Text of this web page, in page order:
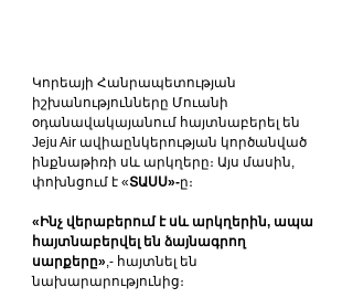
Կորեայի Հանրապետության
իշխանությունները Մուանի
օդանավակայանում հայտնաբերել են
Jeju Air ավիաընկերության կործանված
ինքնաթիռի սև արկղերը։ Այս մասին,
փոխնցում է «ՏԱՍՍ»-ը։
«Ինչ վերաբերում է սև արկղերին, ապա
հայտնաբերվել են ձայնագրող
սարքերը»,- հայտնել են
նախարարությունից։